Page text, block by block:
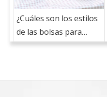
¿Cuáles son los estilos
de las bolsas para
mascotas?